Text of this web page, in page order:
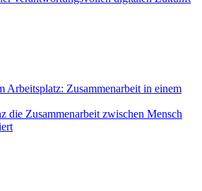
Arbeitsplatz: Zusammenarbeit in einem
die Zusammenarbeit zwischen Mensch